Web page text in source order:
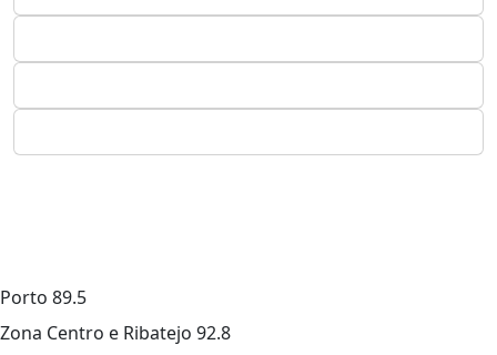
Porto 89.5
Zona Centro e Ribatejo 92.8